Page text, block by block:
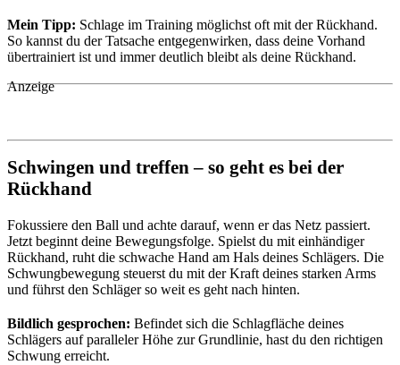
Mein Tipp: Schlage im Training möglichst oft mit der Rückhand.
So kannst du der Tatsache entgegenwirken, dass deine Vorhand
übertrainiert ist und immer deutlich bleibt als deine Rückhand.
Anzeige
Schwingen und treffen – so geht es bei der
Rückhand
Fokussiere den Ball und achte darauf, wenn er das Netz passiert.
Jetzt beginnt deine Bewegungsfolge. Spielst du mit einhändiger
Rückhand, ruht die schwache Hand am Hals deines Schlägers. Die
Schwungbewegung steuerst du mit der Kraft deines starken Arms
und führst den Schläger so weit es geht nach hinten.
Bildlich gesprochen: Befindet sich die Schlagfläche deines
Schlägers auf paralleler Höhe zur Grundlinie, hast du den richtigen
Schwung erreicht.